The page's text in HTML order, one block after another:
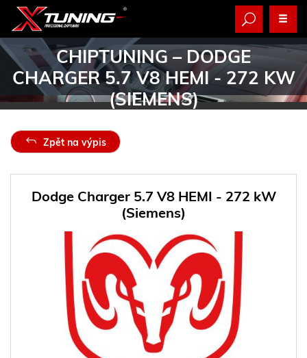
CHIPTUNING – DODGE
CHARGER 5.7 V8 HEMI - 272 KW
(SIEMENS)
Zpět na výpis
Dodge Charger 5.7 V8 HEMI - 272 kW
(Siemens)